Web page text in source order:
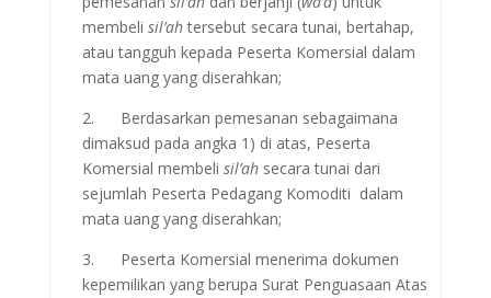
membeli sil’ahtersebut secara tunai, bertahap,
atau tangguh kepada Peserta Komersial dalam
mata uang yang diserahkan;
2. Berdasarkan pemesanan sebagaimana
dimaksud pada angka 1) di atas, Peserta
Komersial membeli sil’ah secara tunai dari
sejumlah Peserta Pedagang Komoditi dalam
mata uang yang diserahkan;
3. Peserta Komersial menerima dokumen
kepemilikan yang berupa Surat Penguasaan Atas